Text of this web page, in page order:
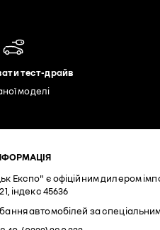
тест-драйв
моделі
Експо" є офіційним дилером
індекс 45636
автомобілей за